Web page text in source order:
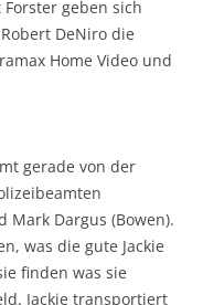
Forster geben sich
DeNiro die
Home Video und
gerade von der
Mark Dargus (Bowen).
was die gute Jackie
finden was sie
Jackie transportiert